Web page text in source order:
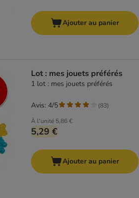
Ajouter au panier
Lot : mes jouets préférés
1 lot : mes jouets préférés
À l'unité 5,86 €
5,29 €
Avis: 4/5 (83)
Ajouter au panier